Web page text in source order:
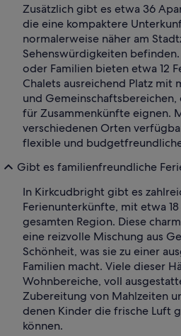
Zusätzlich gibt es etwa 36
die eine kompaktere
normalerweise näher am
Sehenswürdigkeiten
oder Familien bieten etwa 12
Chalets ausreichend Platz mit
und
für Zusammenkünfte eignen.
verschiedenen Orten
flexible und
Gibt es familienfreundliche
In Kirkcudbright gibt es
Ferienunterkünfte, mit etwa
gesamten Region. Diese
eine reizvolle Mischung aus
Schönheit, was sie zu einer
Familien macht. Viele dieser
Wohnbereiche, voll
Zubereitung von Mahlzeiten
denen Kinder die frische Luft
können.